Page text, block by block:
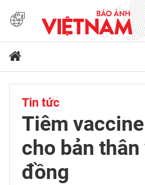
Tin tức
Tiêm
cho bản
đồng